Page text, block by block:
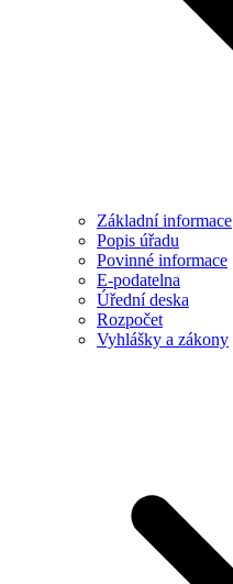
Základní informace
Popis úřadu
Povinné informace
E-podatelna
Úřední deska
Rozpočet
Vyhlášky a zákony